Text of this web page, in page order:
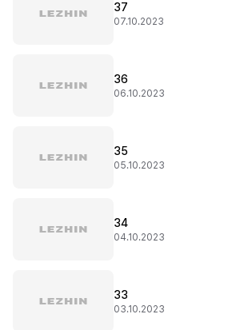
37
07.10.2023
36
06.10.2023
35
05.10.2023
34
04.10.2023
33
03.10.2023